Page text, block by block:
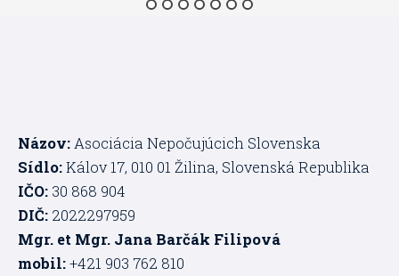
Názov: Asociácia Nepočujúcich Slovenska
Sídlo:Kálov 17, 010 01 Žilina, Slovenská Republika
IČO: 30 868 904
DIČ: 2022297959
Mgr. et Mgr. Jana Barčák Filipová
mobil:+421 903 762 810